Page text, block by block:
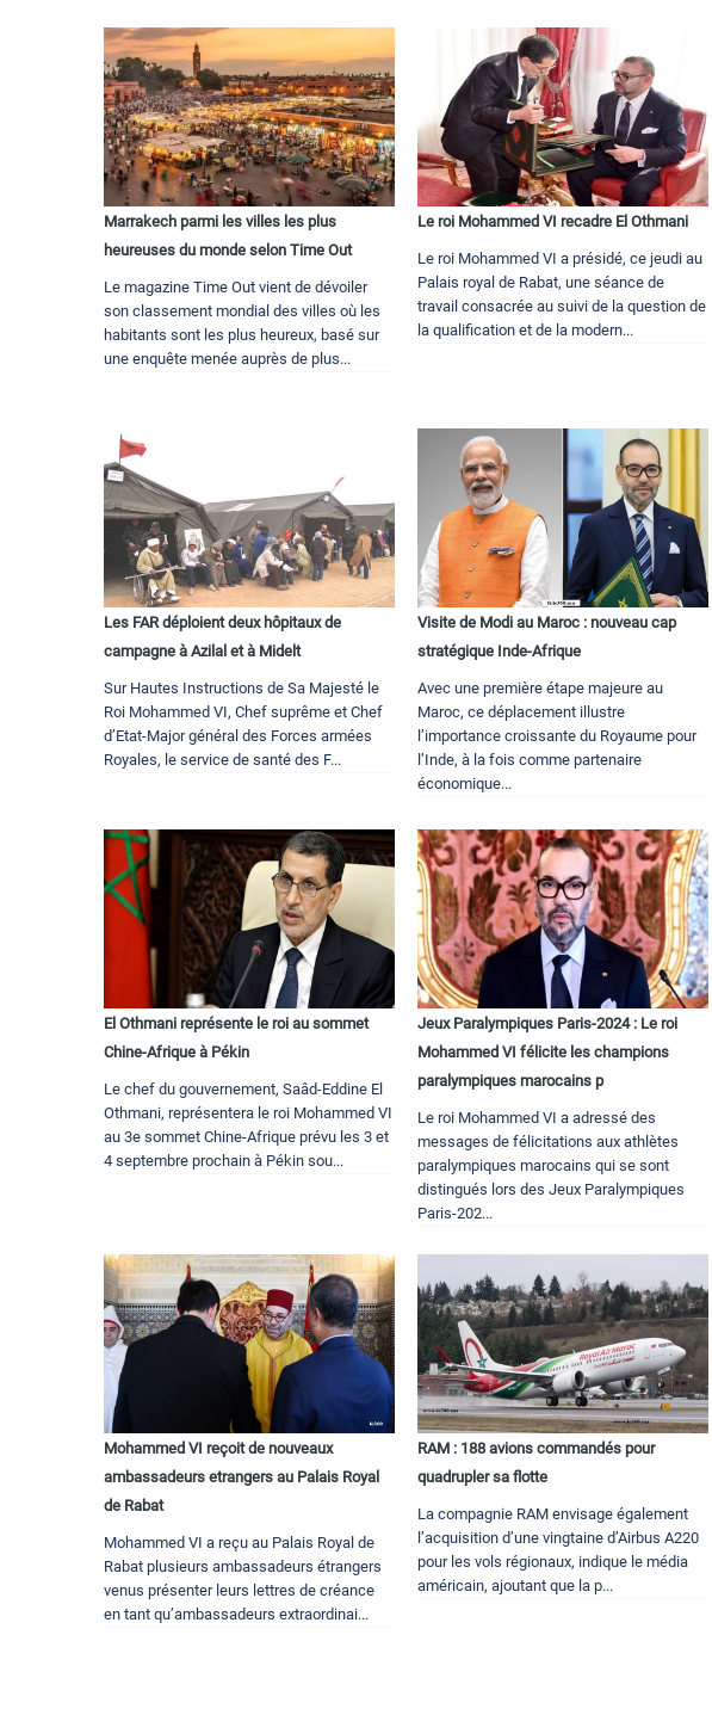
Marrakech parmi les villes les plus
heureuses du monde selon Time Out
Le magazine Time Out vient de dévoiler
son classement mondial des villes où les
habitants sont les plus heureux, basé sur
une enquête menée auprès de plus...
Le roi Mohammed VI recadre El Othmani
Le roi Mohammed VI a présidé, ce jeudi au
Palais royal de Rabat, une séance de
travail consacrée au suivi de la question de
la qualification et de la modern...
Les FAR déploient deux hôpitaux de
campagne à Azilal et à Midelt
Sur Hautes Instructions de Sa Majesté le
Roi Mohammed VI, Chef suprême et Chef
d’Etat-Major général des Forces armées
Royales, le service de santé des F...
Visite de Modi au Maroc : nouveau cap
stratégique Inde-Afrique
Avec une première étape majeure au
Maroc, ce déplacement illustre
l’importance croissante du Royaume pour
l’Inde, à la fois comme partenaire
économique...
El Othmani représente le roi au sommet
Chine-Afrique à Pékin
Le chef du gouvernement, Saâd-Eddine El
Othmani, représentera le roi Mohammed VI
au 3e sommet Chine-Afrique prévu les 3 et
4 septembre prochain à Pékin sou...
Jeux Paralympiques Paris-2024 : Le roi
Mohammed VI félicite les champions
paralympiques marocains p
Le roi Mohammed VI a adressé des
messages de félicitations aux athlètes
paralympiques marocains qui se sont
distingués lors des Jeux Paralympiques
Paris-202...
Mohammed VI reçoit de nouveaux
ambassadeurs etrangers au Palais Royal
de Rabat
Mohammed VI a reçu au Palais Royal de
Rabat plusieurs ambassadeurs étrangers
venus présenter leurs lettres de créance
en tant qu’ambassadeurs extraordinai...
RAM : 188 avions commandés pour
quadrupler sa flotte
La compagnie RAM envisage également
l’acquisition d’une vingtaine d’Airbus A220
pour les vols régionaux, indique le média
américain, ajoutant que la p...